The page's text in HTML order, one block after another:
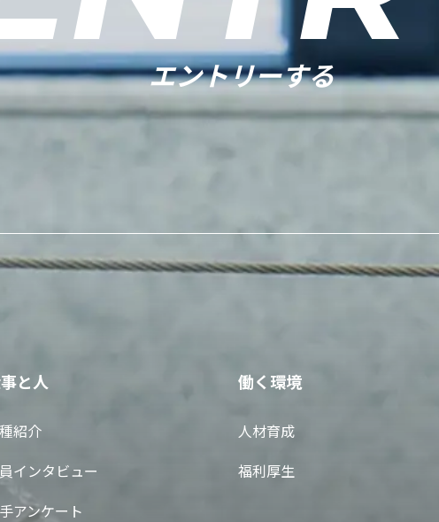
エントリーする
と人
紹介
インタビュー
アンケート
働く環境
人材育成
福利厚生